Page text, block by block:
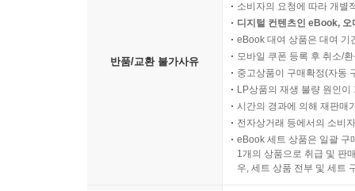
반품/교환 불가사유
소비자의 요청에 따라 개별
디지털 컨텐츠인 eBook,
eBook 대여 상품은 대여 기
모바일 쿠폰 등록 후 취소/
중고상품이 구매확정(자동
LP상품의 재생 불량 원인
시간의 경과에 의해 재판매
전자상거래 등에서의 소비
eBook 세트 상품은 일괄 구
1개의 상품으로 취급 및 판
우, 세트 상품 전부 및 세트